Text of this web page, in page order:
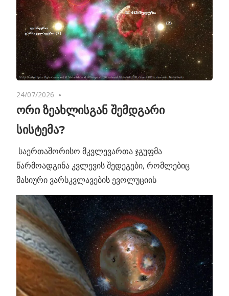
24/07/2026
ორი ზეახლისგან შემდგარი
სისტემა?
საერთაშორისო მკვლევართა ჯგუფმა
წარმოადგინა კვლევის შედეგები, რომლებიც
მასიური ვარსკვლავების ევოლუციის